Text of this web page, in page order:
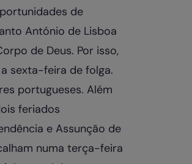
de
António de Lisboa
de Deus. Por isso,
sexta-feira de folga.
portugueses. Além
feriados
e Assunção de
numa terça-feira